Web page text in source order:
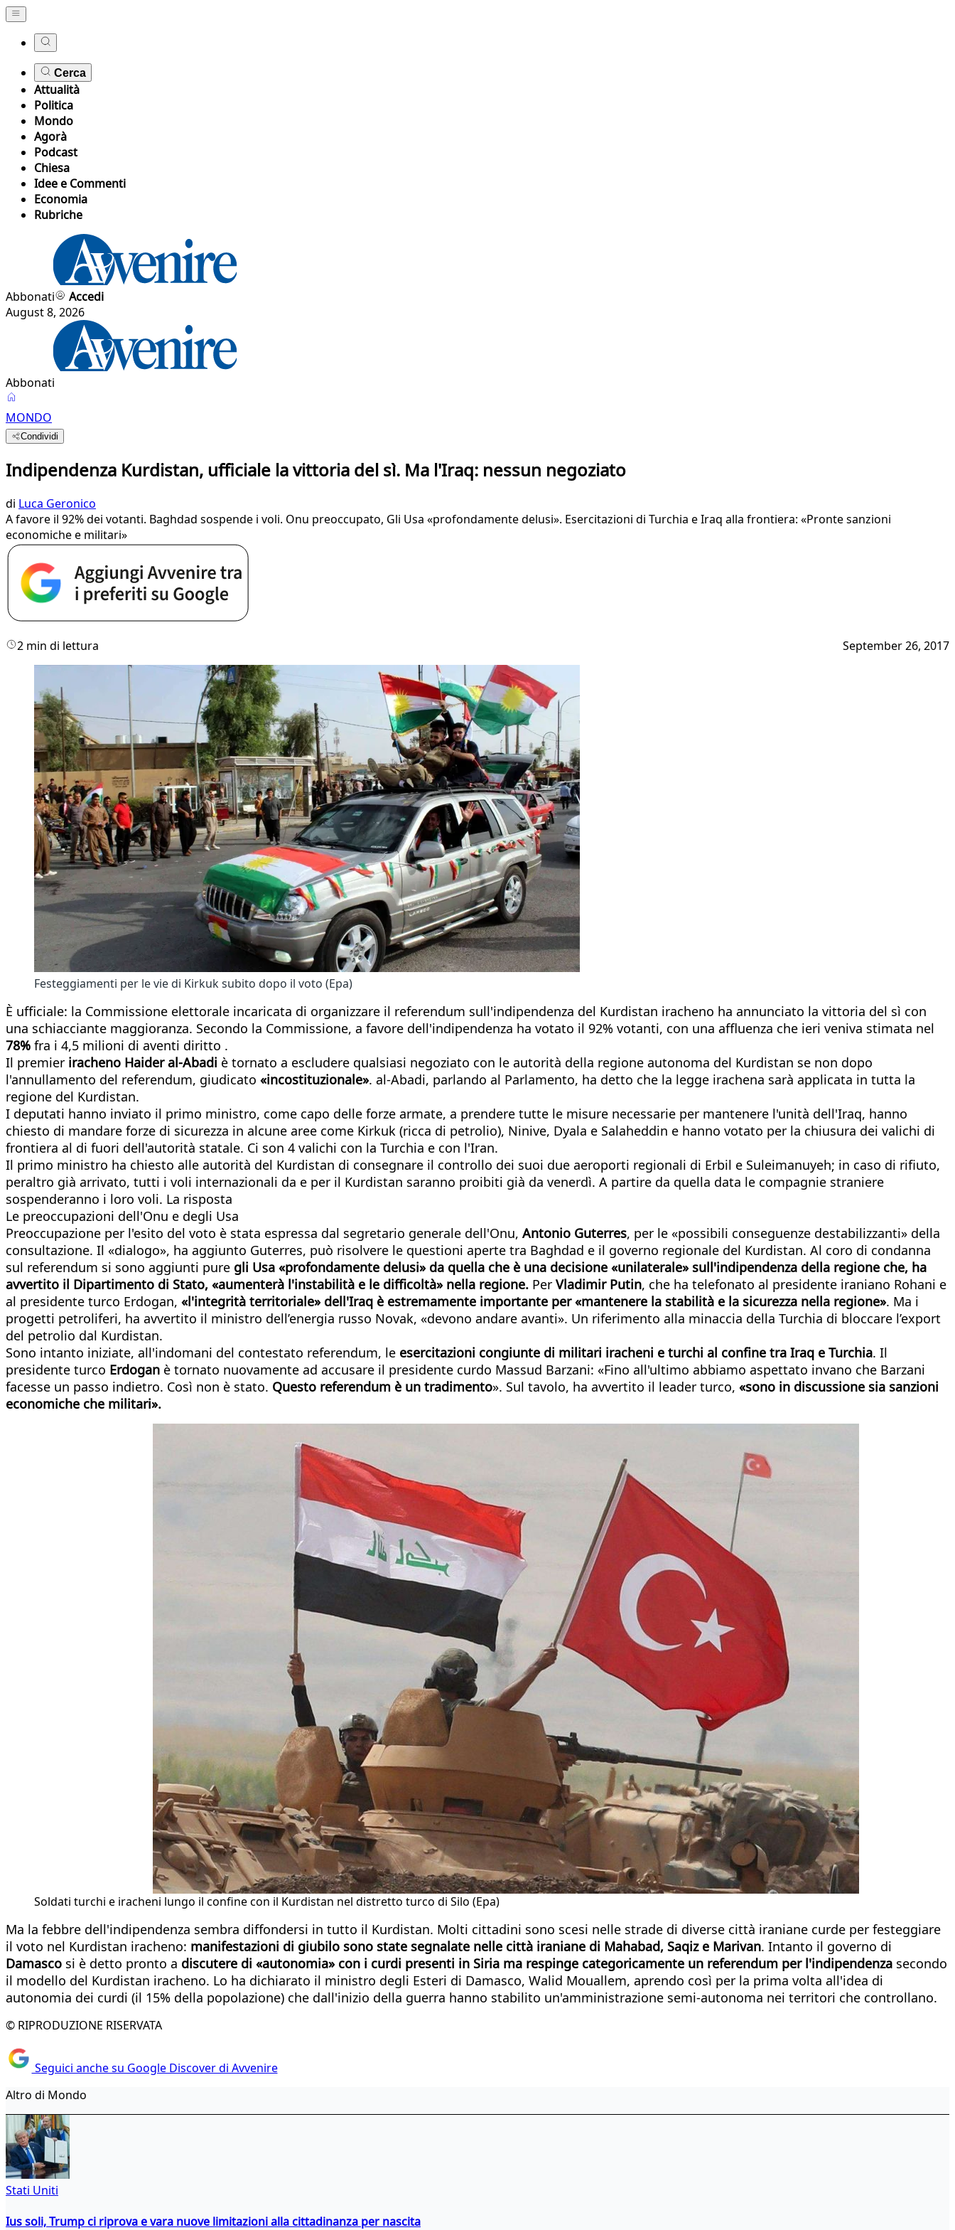
Cerca
Attualità
Politica
Mondo
Agorà
Podcast
Chiesa
Idee e Commenti
Economia
Rubriche
Abbonati
Accedi
August 8, 2026
Abbonati
MONDO
Condividi
Indipendenza Kurdistan, ufficiale la vittoria del sì. Ma l'Iraq: nessun negoziato
di Luca Geronico
A favore il 92% dei votanti. Baghdad sospende i voli. Onu preoccupato, Gli Usa «profondamente delusi». Esercitazioni di Turchia e Iraq alla frontiera: «Pronte sanzioni
economiche e militari»
2 min di lettura September 26, 2017
Festeggiamenti per le vie di Kirkuk subito dopo il voto (Epa)
È ufficiale: la Commissione elettorale incaricata di organizzare il referendum sull'indipendenza del Kurdistan iracheno ha annunciato la vittoria del sì con
una schiacciante maggioranza. Secondo la Commissione, a favore dell'indipendenza ha votato il 92% votanti, con una affluenza che ieri veniva stimata nel
78% fra i 4,5 milioni di aventi diritto .
Il premier iracheno Haider al-Abadi è tornato a escludere qualsiasi negoziato con le autorità della regione autonoma del Kurdistan se non dopo
l'annullamento del referendum, giudicato «incostituzionale». al-Abadi, parlando al Parlamento, ha detto che la legge irachena sarà applicata in tutta la
regione del Kurdistan.
I deputati hanno inviato il primo ministro, come capo delle forze armate, a prendere tutte le misure necessarie per mantenere l'unità dell'Iraq, hanno
chiesto di mandare forze di sicurezza in alcune aree come Kirkuk (ricca di petrolio), Ninive, Dyala e Salaheddin e hanno votato per la chiusura dei valichi di
frontiera al di fuori dell'autorità statale. Ci son 4 valichi con la Turchia e con l'Iran.
Il primo ministro ha chiesto alle autorità del Kurdistan di consegnare il controllo dei suoi due aeroporti regionali di Erbil e Suleimanuyeh; in caso di rifiuto,
peraltro già arrivato, tutti i voli internazionali da e per il Kurdistan saranno proibiti già da venerdì. A partire da quella data le compagnie straniere
sospenderanno i loro voli. La risposta
Le preoccupazioni dell'Onu e degli Usa
Preoccupazione per l'esito del voto è stata espressa dal segretario generale dell'Onu, Antonio Guterres, per le «possibili conseguenze destabilizzanti» della
consultazione. Il «dialogo», ha aggiunto Guterres, può risolvere le questioni aperte tra Baghdad e il governo regionale del Kurdistan. Al coro di condanna
sul referendum si sono aggiunti pure gli Usa «profondamente delusi» da quella che è una decisione «unilaterale» sull'indipendenza della regione che, ha
avvertito il Dipartimento di Stato, «aumenterà l'instabilità e le difficoltà» nella regione. Per Vladimir Putin, che ha telefonato al presidente iraniano Rohani e
al presidente turco Erdogan, «l'integrità territoriale» dell'Iraq è estremamente importante per «mantenere la stabilità e la sicurezza nella regione». Ma i
progetti petroliferi, ha avvertito il ministro dell’energia russo Novak, «devono andare avanti». Un riferimento alla minaccia della Turchia di bloccare l’export
del petrolio dal Kurdistan.
Sono intanto iniziate, all'indomani del contestato referendum, le esercitazioni congiunte di militari iracheni e turchi al confine tra Iraq e Turchia. Il
presidente turco Erdogan è tornato nuovamente ad accusare il presidente curdo Massud Barzani: «Fino all'ultimo abbiamo aspettato invano che Barzani
facesse un passo indietro. Così non è stato. Questo referendum è un tradimento». Sul tavolo, ha avvertito il leader turco, «sono in discussione sia sanzioni
economiche che militari».
Soldati turchi e iracheni lungo il confine con il Kurdistan nel distretto turco di Silo (Epa)
Ma la febbre dell'indipendenza sembra diffondersi in tutto il Kurdistan. Molti cittadini sono scesi nelle strade di diverse città iraniane curde per festeggiare
il voto nel Kurdistan iracheno: manifestazioni di giubilo sono state segnalate nelle città iraniane di Mahabad, Saqiz e Marivan. Intanto il governo di
Damasco si è detto pronto a discutere di «autonomia» con i curdi presenti in Siria ma respinge categoricamente un referendum per l'indipendenza secondo
il modello del Kurdistan iracheno. Lo ha dichiarato il ministro degli Esteri di Damasco, Walid Mouallem, aprendo così per la prima volta all'idea di
autonomia dei curdi (il 15% della popolazione) che dall'inizio della guerra hanno stabilito un'amministrazione semi-autonoma nei territori che controllano.
© RIPRODUZIONE RISERVATA
Seguici anche su Google Discover di Avvenire
Altro di Mondo
Stati Uniti
Ius soli, Trump ci riprova e vara nuove limitazioni alla cittadinanza per nascita